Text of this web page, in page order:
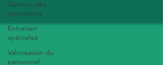
Gestion des
opérations
Entretien
spécialisé
Valorisation du
personnel